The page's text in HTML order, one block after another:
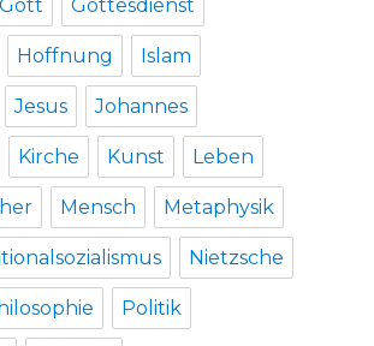
Gott Gottesdienst
Hoffnung Islam
Jesus Johannes
Kirche Kunst Leben
Mensch Metaphysik
Nietzsche
Politik